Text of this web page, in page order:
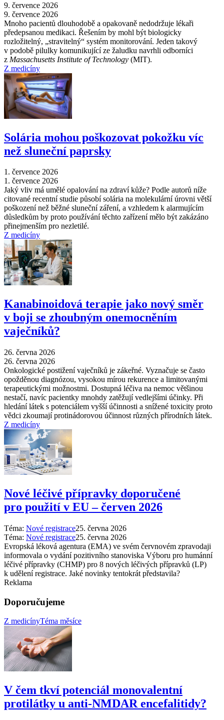
9. července 2026
9. července 2026
Mnoho pacientů dlouhodobě a opakovaně nedodržuje lékaři
předepsanou medikaci. Řešením by mohl být biologicky
rozložitelný, „stravitelný“ systém monitorování. Jeden takový
v podobě pilulky komunikující ze žaludku navrhli odborníci
z Massachusetts Institute of Technology (MIT).
Z medicíny
Solária mohou poškozovat pokožku víc
než sluneční paprsky
1. července 2026
1. července 2026
Jaký vliv má umělé opalování na zdraví kůže? Podle autorů níže
citované recentní studie působí solária na molekulární úrovni větší
poškození než běžné sluneční záření, a vzhledem k alarmujícím
důsledkům by proto používání těchto zařízení mělo být zakázáno
přinejmenším pro nezletilé.
Z medicíny
Kanabinoidová terapie jako nový směr
v boji se zhoubným onemocněním
vaječníků?
26. června 2026
26. června 2026
Onkologické postižení vaječníků je zákeřné. Vyznačuje se často
opožděnou diagnózou, vysokou mírou rekurence a limitovanými
terapeutickými možnostmi. Dostupná léčiva na nemoc většinou
nestačí, navíc pacientky mnohdy zatěžují vedlejšími účinky. Při
hledání látek s potenciálem vyšší účinnosti a snížené toxicity proto
vědci zkoumají protinádorovou účinnost různých přírodních látek.
Z medicíny
Nové léčivé přípravky doporučené
pro použití v EU –⁠ červen 2026
Téma: Nové registrace25. června 2026
Téma: Nové registrace25. června 2026
Evropská léková agentura (EMA) ve svém červnovém zpravodaji
informovala o vydání pozitivního stanoviska Výboru pro humánní
léčivé přípravky (CHMP) pro 8 nových léčivých přípravků (LP)
k udělení registrace. Jaké novinky tentokrát představila?
Reklama
Doporučujeme
Z medicínyTéma měsíce
V čem tkví potenciál monovalentní
protilátky u anti-NMDAR encefalitidy?